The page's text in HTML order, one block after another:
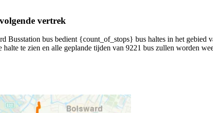
vertrek
Busstation bus bedient {count_of_stops} bus haltes in het
te zien en alle geplande tijden van 9221 bus zullen worden